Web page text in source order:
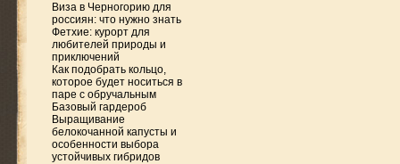
Виза в Черногорию для
россиян: что нужно знать
Фетхие: курорт для
любителей природы и
приключений
Как подобрать кольцо,
которое будет носиться в
паре с обручальным
Базовый гардероб
Выращивание
белокочанной капусты и
особенности выбора
устойчивых гибридов